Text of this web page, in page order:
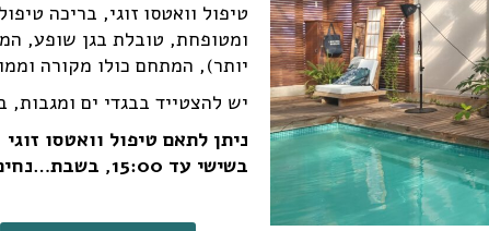
טיפול וואטסו זוגי, בריכה
יותר), המתחם כולו מקורה
יש להצטייד בבגדי ים
בשישי עד 15:00, בשבת…נחים.